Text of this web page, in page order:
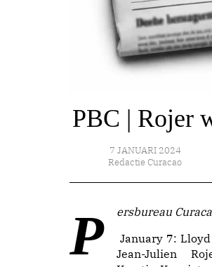
PBC | Rojer
7 JANUARI 2024
Redactie Curacao
Persbureau
January 7: Lloyd
Jean-Julien